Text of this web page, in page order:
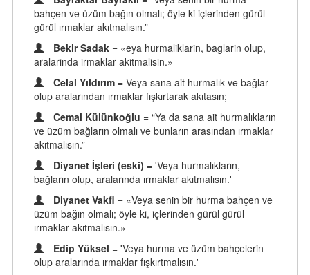
bahçen ve üzüm bağın olmalı; öyle ki içlerinden gürül
gürül ırmaklar akıtmalısın.”
Bekir Sadak = «eya hurmaliklarin, baglarin olup,
aralarinda irmaklar akitmalisin.»
Celal Yıldırım = Veya sana ait hurmalık ve bağlar
olup aralarından ırmaklar fışkırtarak akıtasın;
Cemal Külünkoğlu = “Ya da sana ait hurmalıkların
ve üzüm bağların olmalı ve bunların arasından ırmaklar
akıtmalısın.”
Diyanet İşleri (eski) = 'Veya hurmalıkların,
bağların olup, aralarında ırmaklar akıtmalısın.'
Diyanet Vakfi = «Veya senin bir hurma bahçen ve
üzüm bağın olmalı; öyle ki, içlerinden gürül gürül
ırmaklar akıtmalısın.»
Edip Yüksel = 'Veya hurma ve üzüm bahçelerin
olup aralarında ırmaklar fışkırtmalısın.'